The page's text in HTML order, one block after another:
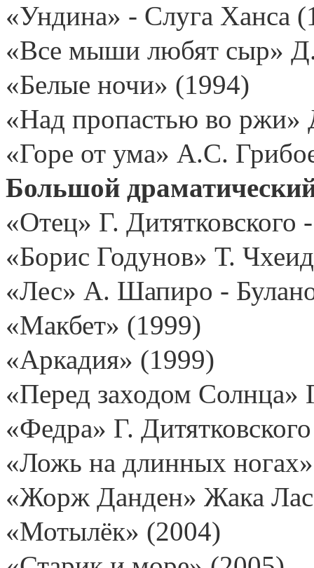
«Ундина» - Слуга Ханса
«Все мыши любят сыр»
«Белые ночи» (1994)
«Над пропастью во
«Горе от ума» А.С.
Большой
«Отец» Г.
«Борис Годунов» Т.
«Лес» А. Шапиро -
«Макбет» (1999)
«Аркадия» (1999)
«Перед заходом Солнца»
«Федра» Г.
«Ложь на длинных
«Жорж Данден» Жака
«Мотылёк» (2004)